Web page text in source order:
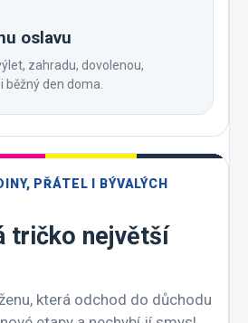
oslavu
zahradu, dovolenou,
běžný den doma.
PŘÁTEL I BÝVALÝCH
tričko největší
která odchod do důchodu